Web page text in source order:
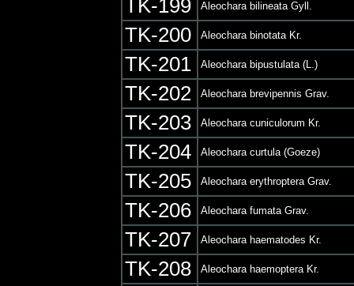
TK-199 Aleochara bilineata Gyll.
TK-200 Aleochara binotata Kr.
TK-201 Aleochara bipustulata (L.)
TK-202 Aleochara brevipennis Grav.
TK-203 Aleochara cuniculorum Kr.
TK-204 Aleochara curtula (Goeze)
TK-205 Aleochara erythroptera Grav.
TK-206 Aleochara fumata Grav.
TK-207 Aleochara haematodes Kr.
TK-208 Aleochara haemoptera Kr.